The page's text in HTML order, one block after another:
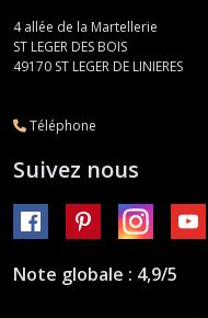
4 allée de la Martellerie
ST LEGER DES BOIS
49170 ST LEGER DE LINIERES
Téléphone
Suivez nous
Note globale : 4,9/5